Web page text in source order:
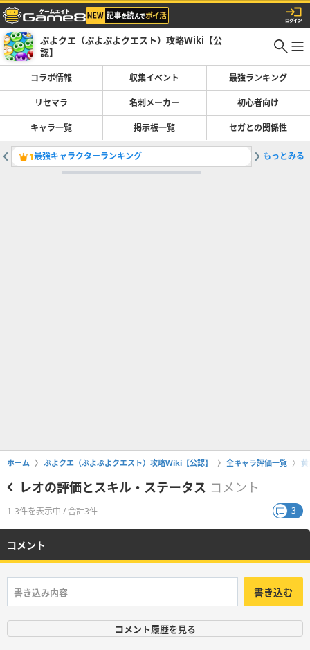
ぷよクエ（ぷよぷよクエスト）攻略Wiki【公
認】
コラボ情報 収集イベント 最強ランキング
リセマラ 名刺メーカー 初心者向け
キャラ一覧 掲示板一覧 セガとの関係性
1最強キャラクターランキング 2
もっとみる
ホーム ぷよクエ（ぷよぷよクエスト）攻略Wiki【公認】 全キャラ評価一覧
レオの評価とスキル・ステータス コメント
1-3件を表示中 / 合計3件 3
コメント
書き込む
コメント履歴を見る